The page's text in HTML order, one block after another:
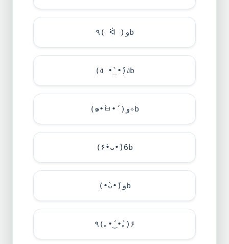
٩( ᐛ )وb
(ง •̀_•́)งb
(๑•̀ㅂ•́)و✧b
(۶•̀ᴗ•́)6b
(•̀ᴗ•́)وb
٩(｡•́‿•̀｡)۶